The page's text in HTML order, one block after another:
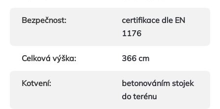
Bezpečnost:
certifikace dle EN
1176
Celková výška: 366 cm
Kotvení:
betonováním stojek
do terénu